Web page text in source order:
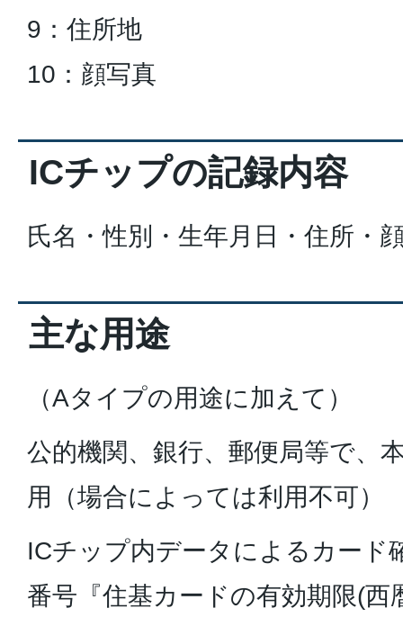
9：住所地
10：顔写真
ICチップの記録内容
氏名・性別・生年月日・住所・
主な用途
（Aタイプの用途に加えて）
公的機関、銀行、郵便局等で、
用（場合によっては利用不可）
ICチップ内データによるカード
番号『住基カードの有効期限(西